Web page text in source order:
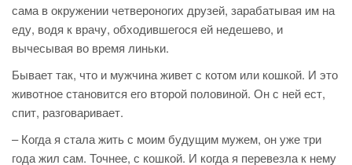
сама в окружении четвероногих друзей, зарабатывая им на
еду, водя к врачу, обходившегося ей недешево, и
вычесывая во время линьки.
Бывает так, что и мужчина живет с котом или кошкой. И это
животное становится его второй половиной. Он с ней ест,
спит, разговаривает.
– Когда я стала жить с моим будущим мужем, он уже три
года жил сам. Точнее, с кошкой. И когда я перевезла к нему